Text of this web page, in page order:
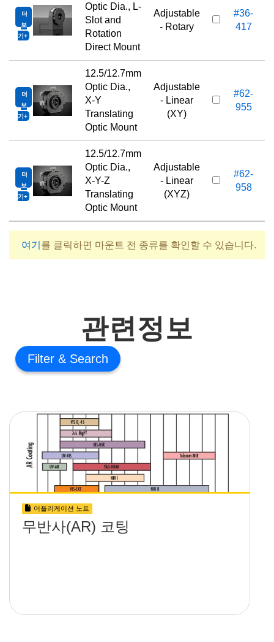
더
보
기
Optic Dia., L-
Slot and
Rotation
Direct Mount
Adjustable
- Rotary
#36-
417
더
보
기
12.5/12.7mm
Optic Dia.,
X-Y
Translating
Optic Mount
Adjustable
- Linear
(XY)
#62-
955
더
보
기
12.5/12.7mm
Optic Dia.,
X-Y-Z
Translating
Optic Mount
Adjustable
- Linear
(XYZ)
#62-
958
여기 를 클릭하면 마운트 전 종류를 확인할 수 있습니다.
관련정보
Filter
어플리케이션 노트
무반사(AR) 코팅